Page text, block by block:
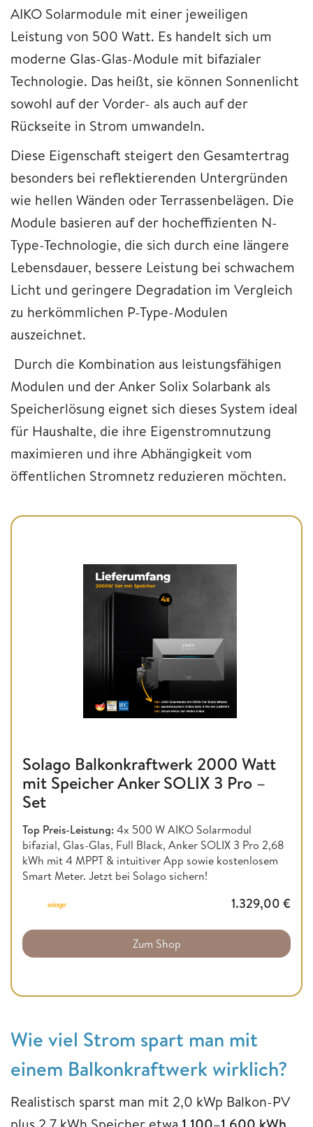
AIKO Solarmodule mit einer jeweiligen
Leistung von 500 Watt. Es handelt sich um
moderne Glas-Glas-Module mit bifazialer
Technologie. Das heißt, sie können Sonnenlicht
sowohl auf der Vorder- als auch auf der
Rückseite in Strom umwandeln.
Diese Eigenschaft steigert den Gesamtertrag
besonders bei reflektierenden Untergründen
wie hellen Wänden oder Terrassenbelägen. Die
Module basieren auf der hocheffizienten N-
Type-Technologie, die sich durch eine längere
Lebensdauer, bessere Leistung bei schwachem
Licht und geringere Degradation im Vergleich
zu herkömmlichen P-Type-Modulen
auszeichnet.
Durch die Kombination aus leistungsfähigen
Modulen und der Anker Solix Solarbank als
Speicherlösung eignet sich dieses System ideal
für Haushalte, die ihre Eigenstromnutzung
maximieren und ihre Abhängigkeit vom
öffentlichen Stromnetz reduzieren möchten.
Solago Balkonkraftwerk 2000 Watt
mit Speicher Anker SOLIX 3 Pro –
Set
Top Preis-Leistung:4x 500 W AIKO Solarmodul
bifazial, Glas-Glas, Full Black, Anker SOLIX 3 Pro 2,68
kWh mit 4 MPPT & intuitiver App sowie kostenlosem
Smart Meter. Jetzt bei Solago sichern!
1.329,00 €
Zum Shop
Wie viel Strom spart man mit
einem Balkonkraftwerk wirklich?
Realistisch sparst man mit 2,0 kWp Balkon-PV